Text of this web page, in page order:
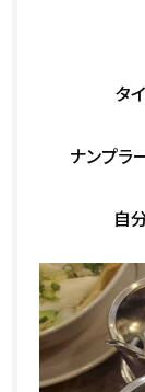
タ
ナンプラ
自